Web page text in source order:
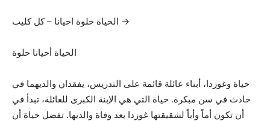
الحياة حلوة احيانا – كل كليب →
الحياة أحيانا حلوة
حياة وغوزدا، أبناء عائلة قائمة على التدريس، يفقدان والديهما في
حادث في سن مبكرة. حياة التي هي الإبنة الكبرى للعائلة، تبدأ في
أن تكون أماً وأباً لشقيقتها غوزدا بعد وفاة والديها. تفضل حياة أن